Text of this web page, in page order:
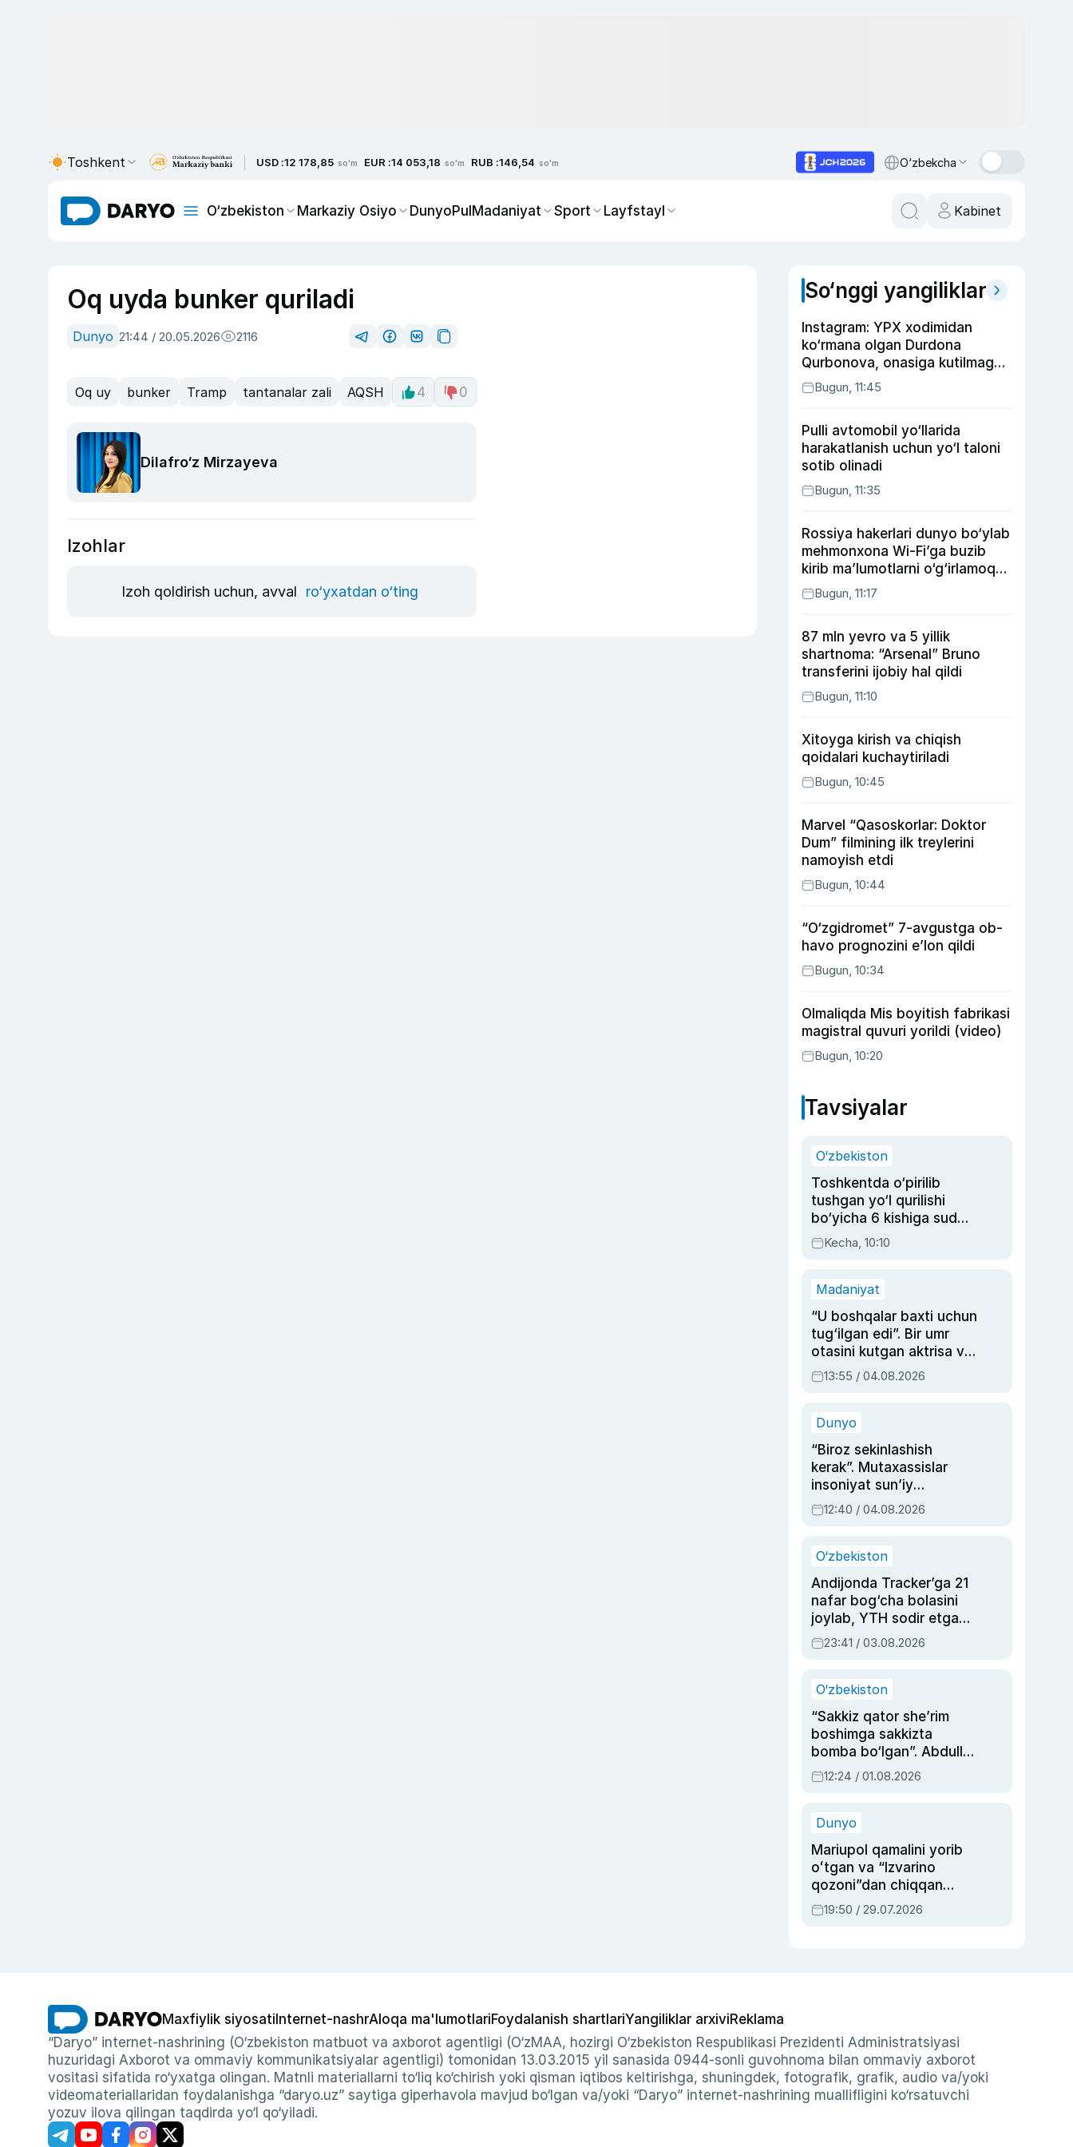
Toshkent USD :12 178,85 so'm EUR :14 053,18 so'm RUB :146,54 so'm O‘zbekcha
O‘zbekiston Markaziy Osiyo DunyoPulMadaniyat Sport Layfstayl Kabinet
Oq uyda bunker quriladi
Dunyo 21:44 / 20.05.2026 2116
Oq uy bunker Tramp tantanalar zali AQSH 4 0
Dilafro‘z Mirzayeva
Izohlar
Izoh qoldirish uchun, avval ro‘yxatdan o‘ting
So‘nggi yangiliklar
Instagram: YPX xodimidan
ko‘rmana olgan Durdona
Qurbonova, onasiga kutilmagan
sovg‘a tayyorlagan Umid vines,
xonanda Rayhon nimadan xafa?
Bugun, 11:45
Pulli avtomobil yo‘llarida
harakatlanish uchun yo‘l taloni
sotib olinadi
Bugun, 11:35
Rossiya hakerlari dunyo bo‘ylab
mehmonxona Wi-Fi’ga buzib
kirib ma’lumotlarni o‘g‘irlamoqda
— Microsoft
Bugun, 11:17
87 mln yevro va 5 yillik
shartnoma: “Arsenal” Bruno
transferini ijobiy hal qildi
Bugun, 11:10
Xitoyga kirish va chiqish
qoidalari kuchaytiriladi
Bugun, 10:45
Marvel “Qasoskorlar: Doktor
Dum” filmining ilk treylerini
namoyish etdi
Bugun, 10:44
“O‘zgidromet” 7-avgustga ob-
havo prognozini e’lon qildi
Bugun, 10:34
Olmaliqda Mis boyitish fabrikasi
magistral quvuri yorildi (video)
Bugun, 10:20
Tavsiyalar
O‘zbekiston
Toshkentda o‘pirilib
tushgan yo‘l qurilishi
bo‘yicha 6 kishiga sud
hukmi o‘qildi
Kecha, 10:10
Madaniyat
“U boshqalar baxti uchun
tug‘ilgan edi”. Bir umr
otasini kutgan aktrisa va
dublyaj ustasi Rimma
Ahmedovaning
13:55 / 04.08.2026
Dunyo
“Biroz sekinlashish
kerak”. Mutaxassislar
insoniyat sun’iy
intellektni boshqara
olmay qolishidan xavotir
12:40 / 04.08.2026
O‘zbekiston
Andijonda Tracker’ga 21
nafar bog‘cha bolasini
joylab, YTH sodir etgan
ayolga sud hukmi o‘qildi
23:41 / 03.08.2026
O‘zbekiston
“Sakkiz qator she’rim
boshimga sakkizta
bomba bo‘lgan”. Abdulla
Oripovni siyosiy
ayblovlardan asrab
12:24 / 01.08.2026
Dunyo
Mariupol qamalini yorib
oʻtgan va “Izvarino
qozoni”dan chiqqan
qahramon — Ukraina
armiyasi bosh
19:50 / 29.07.2026
Maxfiylik siyosati Internet-nashrAloqa ma'lumotlariFoydalanish shartlariYangiliklar arxiviReklama
“Daryo” internet-nashrining (O‘zbekiston matbuot va axborot agentligi (O‘zMAA, hozirgi O‘zbekiston Respublikasi Prezidenti Administratsiyasi
huzuridagi Axborot va ommaviy kommunikatsiyalar agentligi) tomonidan 13.03.2015 yil sanasida 0944-sonli guvohnoma bilan ommaviy axborot
vositasi sifatida ro‘yxatga olingan. Matnli materiallarni to‘liq ko‘chirish yoki qisman iqtibos keltirishga, shuningdek, fotografik, grafik, audio va/yoki
videomateriallaridan foydalanishga “daryo.uz” saytiga giperhavola mavjud bo‘lgan va/yoki “Daryo” internet-nashrining muallifligini ko‘rsatuvchi
yozuv ilova qilingan taqdirda yo‘l qo‘yiladi.